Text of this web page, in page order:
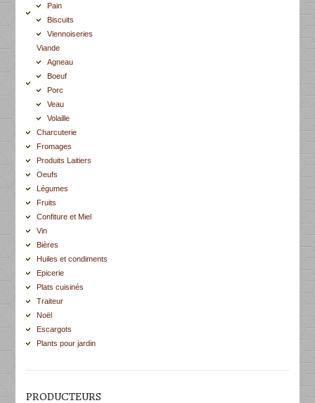
Pain
Biscuits
Viennoiseries
Viande
Agneau
Boeuf
Porc
Veau
Volaille
Charcuterie
Fromages
Produits Laitiers
Oeufs
Légumes
Fruits
Confiture et Miel
Vin
Bières
Huiles et condiments
Epicerie
Plats cuisinés
Traiteur
Noël
Escargots
Plants pour jardin
PRODUCTEURS